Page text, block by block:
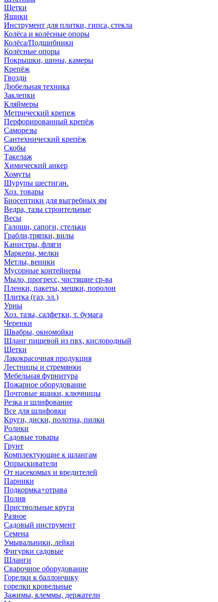
Щетки
Ящики
Инструмент для плитки, гипса, стекла
Колёса и колёсные опоры
Колёса/Подшибники
Колёсные опоры
Покрышки, шины, камеры
Крепёж
Гвозди
Дюбельная техника
Заклепки
Кляймеры
Метрический крепеж
Перфорированный крепёж
Саморезы
Сантехнический крепёж
Скобы
Такелаж
Химический анкер
Хомуты
Шурупы шестиган.
Хоз. товары
Биосептики для выгребных ям
Ведра, тазы строительные
Весы
Галоши, сапоги, стельки
Грабли,тряпки, вилы
Канистры, фляги
Маркеры, мелки
Метлы, веники
Мусорные контейнеры
Мыло, прогресс, чистящие ср-ва
Пленки, пакеты, мешки, поролон
Плитка (газ, эл.)
Урны
Хоз. тазы, салфетки, т. бумага
Черенки
Швабры, окномойки
Шланг пищевой из пвх, кислородный
Щетки
Лакокрасочная продукция
Лестницы и стремянки
Мебельная фурнитура
Пожарное оборудование
Почтовые ящики, ключницы
Резка и шлифование
Все для шлифовки
Круги, диски, полотна, пилки
Ролики
Садовые товары
Грунт
Комплектующие к шлангам
Опрыскиватели
От насекомых и вредителей
Парники
Подкормка+отрава
Полив
Приствольные круги
Разное
Садовый инструмент
Семена
Умывальники, лейки
Фигурки садовые
Шланги
Сварочное оборудование
Горелки к баллончику
горелки кровельные
Зажимы, клеммы, держатели